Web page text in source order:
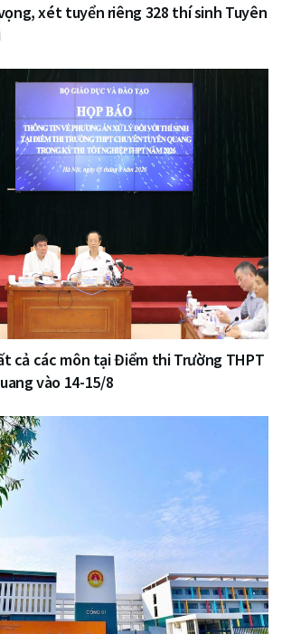
xét tuyển riêng 328 thí sinh Tuyên
cả các môn tại Điểm thi Trường THPT
vào 14-15/8